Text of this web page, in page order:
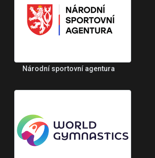
Národní sportovní agentura